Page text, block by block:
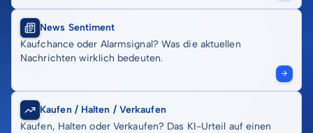
News Sentiment
Kaufchance oder Alarmsignal? Was die aktuellen
Nachrichten wirklich bedeuten.
Kaufen / Halten / Verkaufen
Kaufen, Halten oder Verkaufen? Das KI-Urteil auf einen